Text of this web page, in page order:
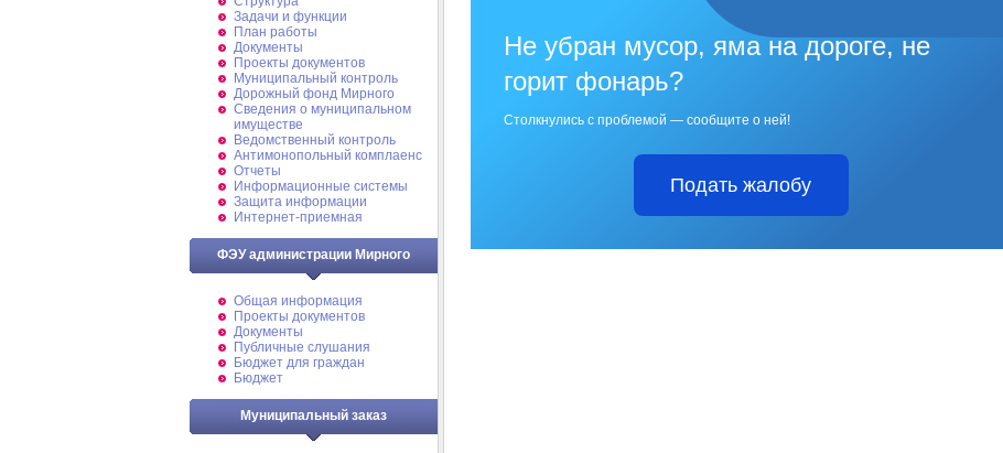
Задачи и функции
План работы
Документы
Проекты документов
Муниципальный контроль
Дорожный фонд Мирного
Cведения о муниципальном
имуществе
Ведомственный контроль
Антимонопольный комплаенс
Отчеты
Информационные системы
Защита информации
Интернет-приемная
ФЭУ администрации Мирного
Общая информация
Проекты документов
Документы
Публичные слушания
Бюджет для граждан
Бюджет
Муниципальный заказ
Не убран мусор, яма на дороге, не
горит фонарь?
Столкнулись с проблемой — сообщите о ней!
Подать жалобу